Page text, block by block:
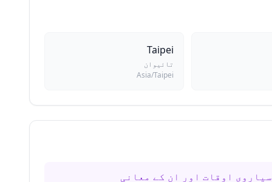
Taipei
تائیوان
Asia/Taipei
سیاروی اوقات اور ان کے معانی